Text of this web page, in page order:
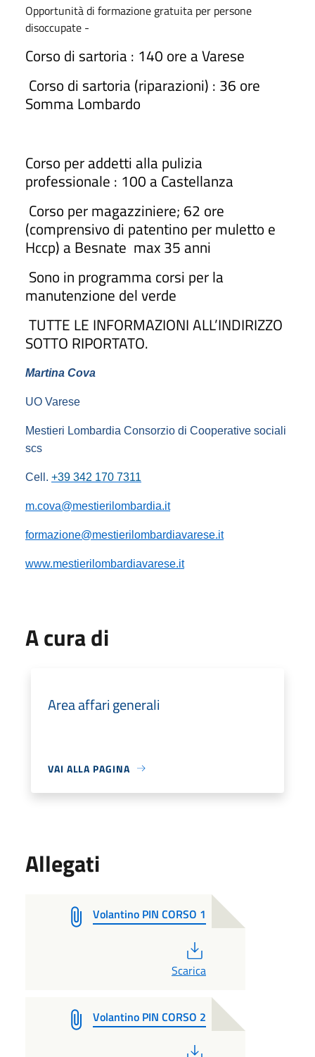
Opportunità di formazione gratuita per persone
disoccupate -
Corso di sartoria : 140 ore a Varese
Corso di sartoria (riparazioni) : 36 ore
Somma Lombardo
Corso per addetti alla pulizia
professionale : 100 a Castellanza
Corso per magazziniere; 62 ore
(comprensivo di patentino per muletto e
Hccp) a Besnate max 35 anni
Sono in programma corsi per la
manutenzione del verde
TUTTE LE INFORMAZIONI ALL’INDIRIZZO
SOTTO RIPORTATO.
Martina Cova
UO Varese
Mestieri Lombardia Consorzio di Cooperative sociali
scs
Cell. +39 342 170 7311
m.cova@mestierilombardia.it
formazione@mestierilombardiavarese.it
www.mestierilombardiavarese.it
A cura di
Area affari generali
VAI ALLA PAGINA
Allegati
Volantino PIN CORSO 1
Scarica
Volantino PIN CORSO 2